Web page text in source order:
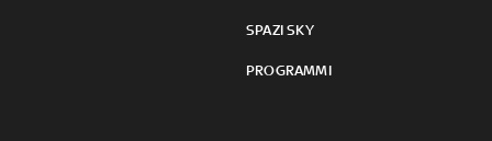
SPAZI SKY
PROGRAMMI